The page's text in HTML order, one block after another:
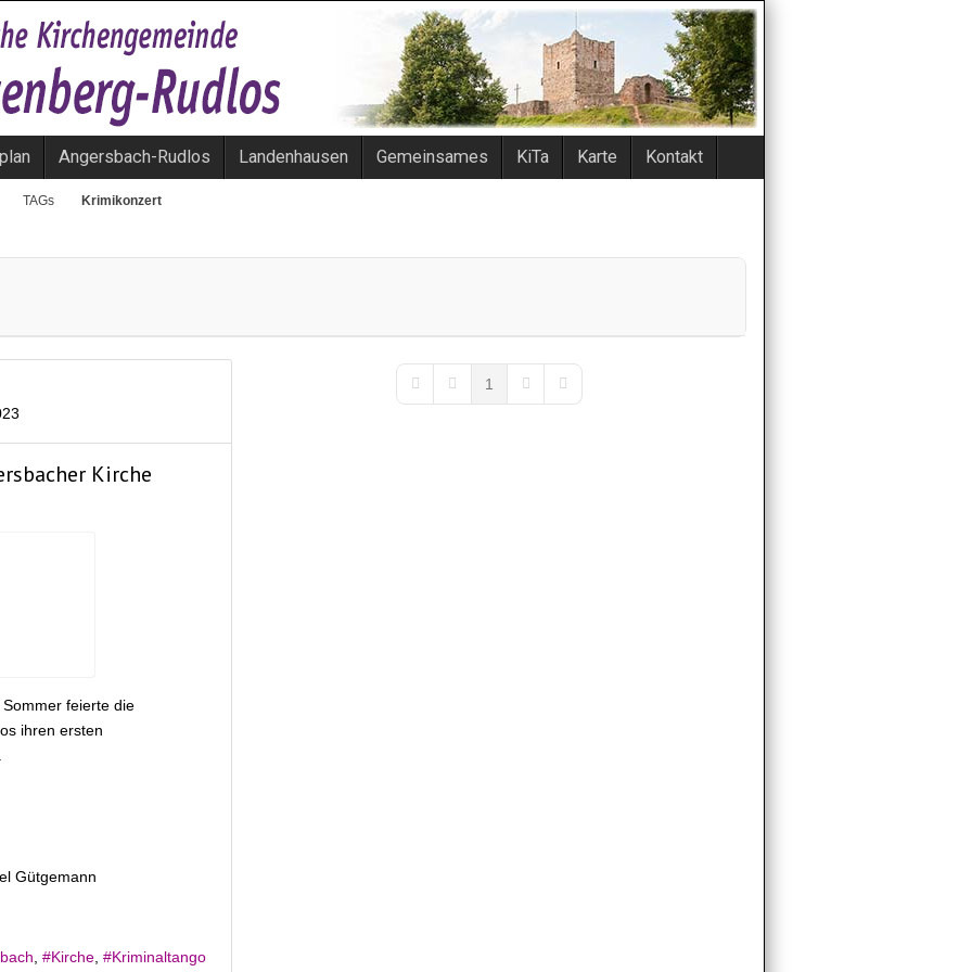
Angersbach-Rudlos Landenhausen Gemeinsames KiTa Karte Kontakt
TAGs Krimikonzert
Kirche
feierte die
ihren ersten
Gütgemann
Kirche Kriminaltango
First PagePrevious Page
1
Next PageLast Page